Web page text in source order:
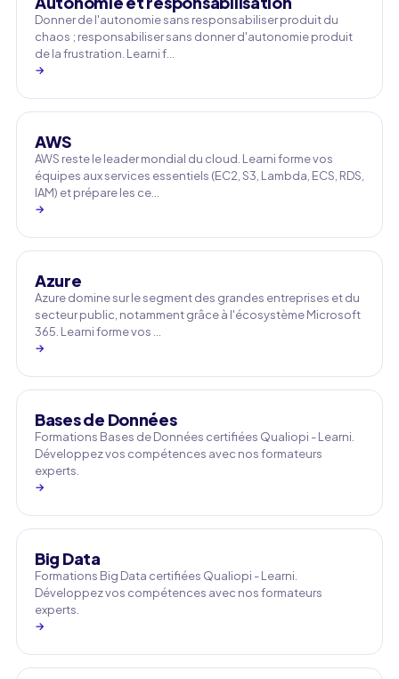
Donner de l'autonomie sans responsabiliser produit du
chaos ; responsabiliser sans donner d'autonomie produit
de la frustration. Learni f…
→
AWS
AWS reste le leader mondial du cloud. Learni forme vos
équipes aux services essentiels (EC2, S3, Lambda, ECS, RDS,
IAM) et prépare les ce…
→
Azure
Azure domine sur le segment des grandes entreprises et du
secteur public, notamment grâce à l'écosystème Microsoft
365. Learni forme vos …
→
Bases de Données
Formations Bases de Données certifiées Qualiopi - Learni.
Développez vos compétences avec nos formateurs
experts.
→
Big Data
Formations Big Data certifiées Qualiopi - Learni.
Développez vos compétences avec nos formateurs
experts.
→